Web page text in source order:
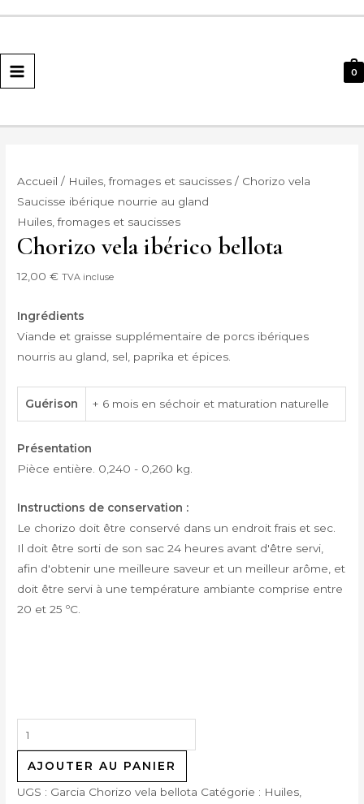
PRINCIPAL
0
Accueil / Huiles, fromages et saucisses / Chorizo vela
Saucisse ibérique nourrie au gland
Huiles, fromages et saucisses
Chorizo vela ibérico bellota
12,00€ TVA incluse
Ingrédients
Viande et graisse supplémentaire de porcs ibériques
nourris au gland, sel, paprika et épices.
Guérison + 6 mois en séchoir et maturation naturelle
Présentation
Pièce entière. 0,240 - 0,260 kg.
Instructions de conservation :
Le chorizo doit être conservé dans un endroit frais et sec.
Il doit être sorti de son sac 24 heures avant d'être servi,
afin d'obtenir une meilleure saveur et un meilleur arôme, et
doit être servi à une température ambiante comprise entre
20 et 25 ºC.
AJOUTER AU PANIER
UGS : Garcia Chorizo vela bellota Catégorie : Huiles,